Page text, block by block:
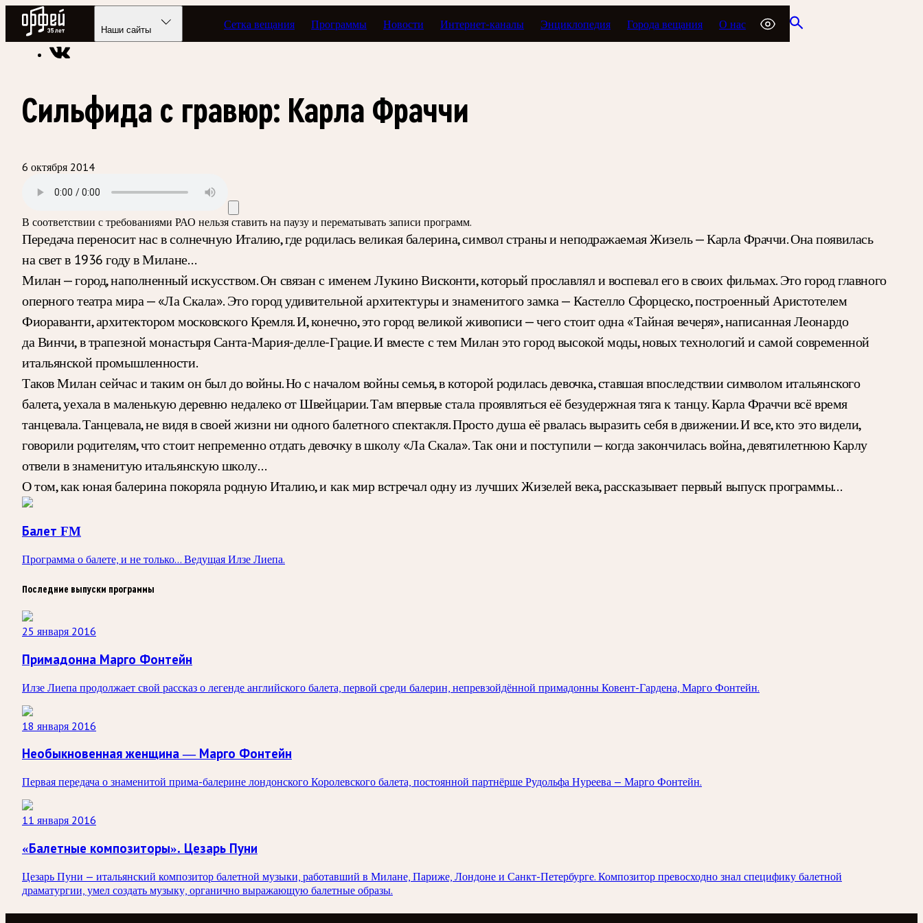
Радио Орфей
Наши сайты Сетка вещания Программы Новости Интернет-каналы Энциклопедия Города вещания О нас
Радио классической музыки «Орфей» Подкасты Балет FM
Сильфида с гравюр: Карла Фраччи
6 октября 2014
В соответствии с требованиями РАО нельзя ставить на паузу и перематывать записи программ.
Передача переносит нас в солнечную Италию, где родилась великая балерина, символ страны и неподражаемая Жизель — Карла Фраччи. Она появилась
на свет в 1936 году в Милане…
Милан — город, наполненный искусством. Он связан с именем Лукино Висконти, который прославлял и воспевал его в своих фильмах. Это город главного
оперного театра мира — «Ла Скала». Это город удивительной архитектуры и знаменитого замка — Кастелло Сфорцеско, построенный Аристотелем
Фиораванти, архитектором московского Кремля. И, конечно, это город великой живописи — чего стоит одна «Тайная вечеря», написанная Леонардо
да Винчи, в трапезной монастыря Санта-Мария-делле-Грацие. И вместе с тем Милан это город высокой моды, новых технологий и самой современной
итальянской промышленности.
Таков Милан сейчас и таким он был до войны. Но с началом войны семья, в которой родилась девочка, ставшая впоследствии символом итальянского
балета, уехала в маленькую деревню недалеко от Швейцарии. Там впервые стала проявляться её безудержная тяга к танцу. Карла Фраччи всё время
танцевала. Танцевала, не видя в своей жизни ни одного балетного спектакля. Просто душа её рвалась выразить себя в движении. И все, кто это видели,
говорили родителям, что стоит непременно отдать девочку в школу «Ла Скала». Так они и поступили — когда закончилась война, девятилетнюю Карлу
отвели в знаменитую итальянскую школу…
О том, как юная балерина покоряла родную Италию, и как мир встречал одну из лучших Жизелей века, рассказывает первый выпуск программы…
Балет FM
Программа о балете, и не только... Ведущая Илзе Лиепа.
Последние выпуски программы
25 января 2016
Примадонна Марго Фонтейн
Илзе Лиепа продолжает свой рассказ о легенде английского балета, первой среди балерин, непревзойдённой примадонны Ковент-Гардена, Марго Фонтейн.
18 января 2016
Необыкновенная женщина — Марго Фонтейн
Первая передача о знаменитой прима-балерине лондонского Королевского балета, постоянной партнёрше Рудольфа Нуреева — Марго Фонтейн.
11 января 2016
«Балетные композиторы». Цезарь Пуни
Цезарь Пуни — итальянский композитор балетной музыки, работавший в Милане, Париже, Лондоне и Санкт-Петербурге. Композитор превосходно знал специфику балетной
драматургии, умел создать музыку, органично выражающую балетные образы.